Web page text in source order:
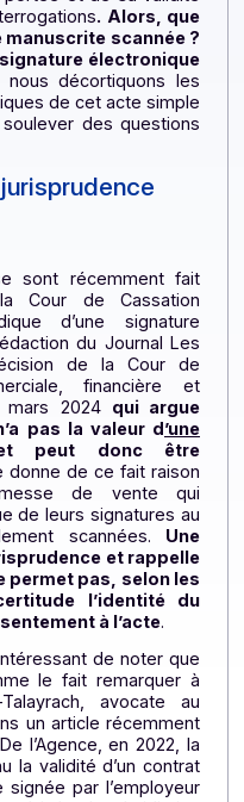
devient un
entreprises.
scannée d’une
sa portée et de sa
interrogations. Alors,
manuscrite scannée
signature
nous décortiquons
de cet acte
soulever des
jurisprudence
se sont récemment
la Cour de
d’une
rédaction du Journal
de la Cour
financière
13 mars 2024
qui
n’a pas la valeur d
et peut donc
Elle donne de ce fait
de vente
de leurs signatures
scannées.
et
ne permet pas, selon
certitude l’identité
à l’acte